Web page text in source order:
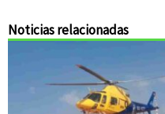
Noticias relacionadas